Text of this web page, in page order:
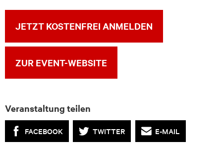
JETZT KOSTENFREI ANMELDEN
ZUR EVENT-WEBSITE
Veranstaltung teilen
FACEBOOK TWITTER E-MAIL